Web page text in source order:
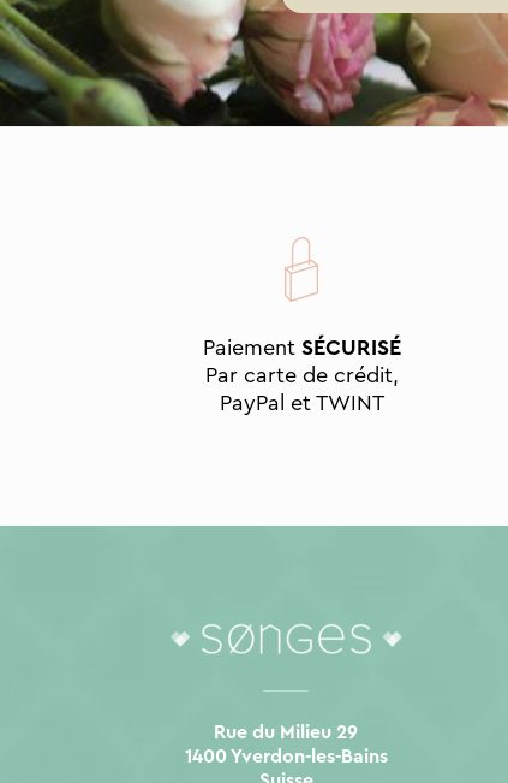
PaiementSÉCURISÉ
Par carte de crédit,
PayPal et TWINT
Rue du Milieu 29
1400 Yverdon-les-Bains